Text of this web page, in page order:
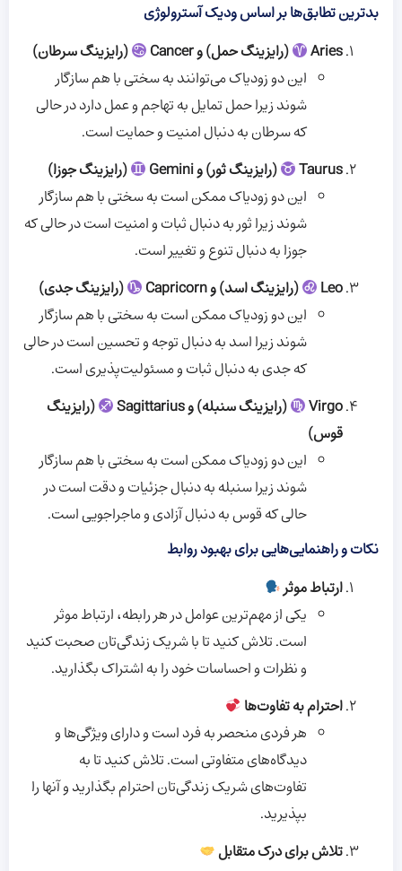
بدترین تطابق‌ها بر اساس ودیک آسترولوژی
Aries
(رایزینگ حمل) و Cancer
(رایزینگ سرطان)
این دو زودیاک می‌توانند به سختی با هم سازگار
شوند زیرا حمل تمایل به تهاجم و عمل دارد در حالی
که سرطان به دنبال امنیت و حمایت است.
Taurus
(رایزینگ ثور) و Gemini
(رایزینگ جوزا)
این دو زودیاک ممکن است به سختی با هم سازگار
شوند زیرا ثور به دنبال ثبات و امنیت است در حالی که
جوزا به دنبال تنوع و تغییر است.
Leo
(رایزینگ اسد) و Capricorn
(رایزینگ جدی)
این دو زودیاک ممکن است به سختی با هم سازگار
شوند زیرا اسد به دنبال توجه و تحسین است در حالی
که جدی به دنبال ثبات و مسئولیت‌پذیری است.
Virgo
(رایزینگ سنبله) و Sagittarius
(رایزینگ
قوس)
این دو زودیاک ممکن است به سختی با هم سازگار
شوند زیرا سنبله به دنبال جزئیات و دقت است در
حالی که قوس به دنبال آزادی و ماجراجویی است.
نکات و راهنمایی‌هایی برای بهبود روابط
ارتباط موثر
یکی از مهم‌ترین عوامل در هر رابطه، ارتباط موثر
است. تلاش کنید تا با شریک زندگی‌تان صحبت کنید
و نظرات و احساسات خود را به اشتراک بگذارید.
احترام به تفاوت‌ها
هر فردی منحصر به فرد است و دارای ویژگی‌ها و
دیدگاه‌های متفاوتی است. تلاش کنید تا به
تفاوت‌های شریک زندگی‌تان احترام بگذارید و آنها را
بپذیرید.
تلاش برای درک متقابل